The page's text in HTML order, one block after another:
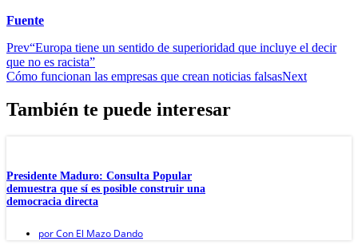
Fuente
Prev“Europa tiene un sentido de superioridad que incluye el decir
que no es racista”
Cómo funcionan las empresas que crean noticias falsasNext
También te puede interesar
Presidente Maduro: Consulta Popular
demuestra que sí es posible construir una
democracia directa
porCon El Mazo Dando